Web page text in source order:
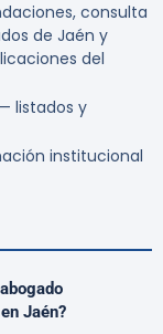
consulta
de Jaén y
del
— listados y
institucional
Jaén?